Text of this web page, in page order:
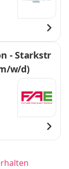
- Starkstr
w/d)